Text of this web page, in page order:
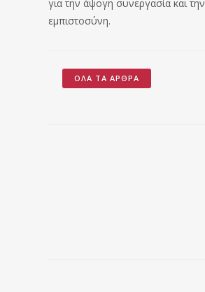
για την άψογη συνεργασία και την
εμπιστοσύνη.
ΌΛΑ ΤΑ ΆΡΘΡΑ